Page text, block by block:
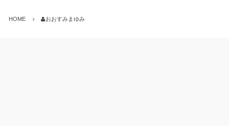
HOME おおすみまゆみ